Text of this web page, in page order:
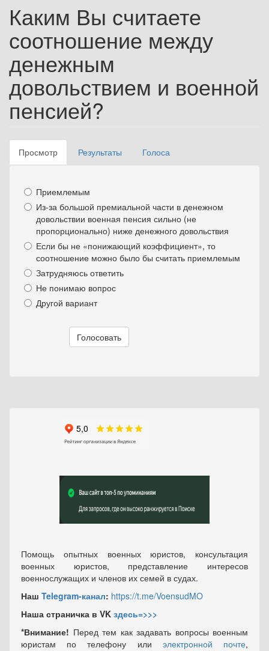
Каким Вы считаете
соотношение между
денежным
довольствием и военной
пенсией?
Главные вкладки
Просмотр (активная
вкладка)
Результаты Голоса
Приемлемым
Из-за большой премиальной части в денежном
довольствии военная пенсия сильно (не
пропорционально) ниже денежного довольствия
Если бы не «понижающий коэффициент», то
соотношение можно было бы считать приемлемым
Затрудняюсь ответить
Не понимаю вопрос
Другой вариант
Голосовать
Помощь опытных военных юристов, консультация
военных юристов, представление интересов
военнослужащих и членов их семей в судах.
Наш Telegram-канал: https://t.me/VoensudMO
Наша страничка в VK здесь=>>>
*Внимание! Перед тем как задавать вопросы военным
юристам по телефону или электронной почте,